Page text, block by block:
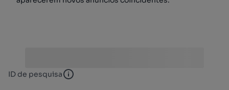
ID de pesquisa ID de pesquisa